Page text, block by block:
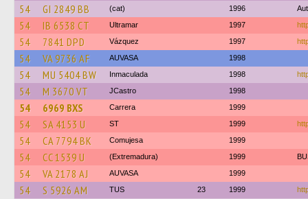
54 GI 2849 BB (cat) 1996
54 IB 6538 CT Ultramar 1997
54 7841 DPD Vázquez 1997
54 VA 9736 AF AUVASA 1998
54 MU 5404 BW Inmaculada 1998
54 M 3670 VT JCastro 1998
54 6969 BXS Carrera 1999
54 SA 4153 U ST 1999
54 CA 7794 BK Comujesa 1999
54 CC 1539 U (Extremadura) 1999
54 VA 2178 AJ AUVASA 1999
54 S 5926 AM TUS 23 1999